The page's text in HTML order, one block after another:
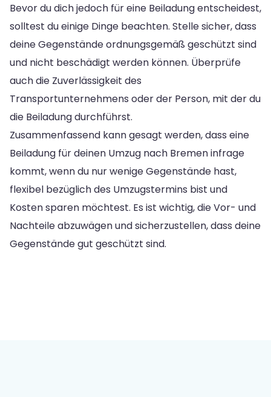
Bevor du dich jedoch für eine Beiladung entscheidest,
solltest du einige Dinge beachten. Stelle sicher, dass
deine Gegenstände ordnungsgemäß geschützt sind
und nicht beschädigt werden können. Überprüfe
auch die Zuverlässigkeit des
Transportunternehmens oder der Person, mit der du
die Beiladung durchführst.
Zusammenfassend kann gesagt werden, dass eine
Beiladung für deinen Umzug nach Bremen infrage
kommt, wenn du nur wenige Gegenstände hast,
flexibel bezüglich des Umzugstermins bist und
Kosten sparen möchtest. Es ist wichtig, die Vor- und
Nachteile abzuwägen und sicherzustellen, dass deine
Gegenstände gut geschützt sind.